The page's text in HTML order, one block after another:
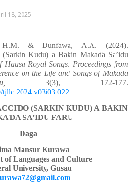
18, 2025
H.M. & Dunfawa, A.A. (2024).
(Sarkin Kudu) a Bakin Makaɗa Sa’idu
Hausa Royal Songs: Proceedings from
on the Life and Songs of Makaɗa
3(3), 172-177.
.
ƊO (SARKIN KUDU) A BAKIN
ƊA SA’IDU FARU
Daga
Mansur Kurawa
of Languages and Culture
University, Gusau